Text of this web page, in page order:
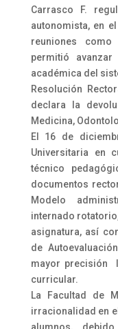
Carrasco F.
autonomista, en
reuniones
permitió
académica del
Resolución
declara la
Medicina,
El 16 de
Universitaria en
técnico
documentos
Modelo
internado
asignatura, así
de
mayor precisión
curricular.
La Facultad de
irracionalidad en